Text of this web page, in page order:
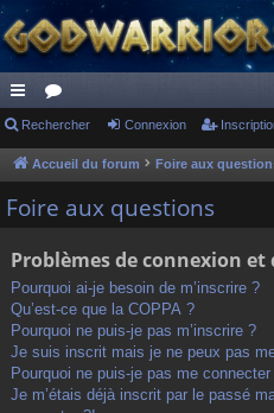
ac
co
ur
s
or
u
Rechercher Connexion
Accueil du forum Foire aux
Foire aux questions
Problèmes de connexion et
Pourquoi ai-je besoin de m’inscrire ?
Qu’est-ce que la COPPA ?
Pourquoi ne puis-je pas m’inscrire ?
Je suis inscrit mais je ne peux pas
Pourquoi ne puis-je pas me connecter
Je m’étais déjà inscrit par le passé